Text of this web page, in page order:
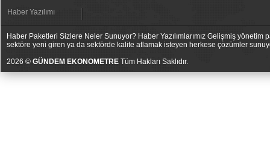
Haber Yazılımı
Haber Paketleri Sizlere Neler Sunuyor? Haber Yazılımlarımız Gelişmiş
sektöre yeni giren ya da sektörde kalite atlamak isteyen herkese çözümler
2026 © GÜNDEM EKONOMETRE Tüm Hakları Saklıdır.